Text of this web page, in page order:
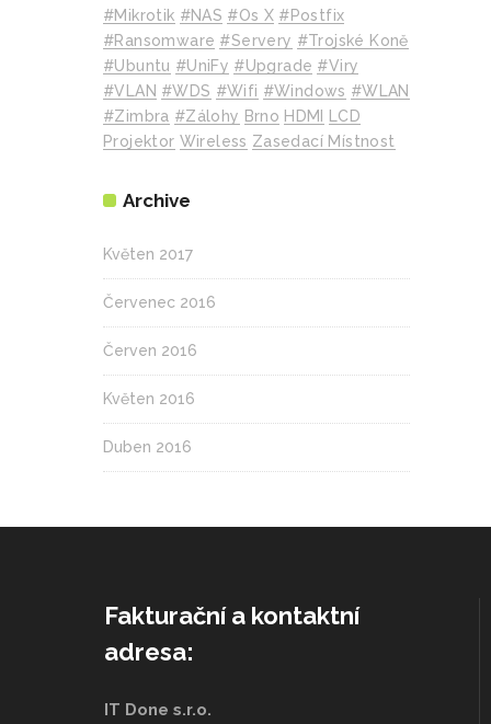
#mikrotik #NAS #Os X #Postfix
#Ransomware #Servery #Trojské Koně
#Ubuntu #UniFy #Upgrade #Viry
#VLAN #WDS #wifi #Windows #WLAN
#Zimbra #zálohy Brno HDMI
LCD
Projektor Wireless Zasedací Místnost
Archive
Květen 2017
Červenec 2016
Červen 2016
Květen 2016
Duben 2016
Fakturační a kontaktní
adresa:
IT Done s.r.o.